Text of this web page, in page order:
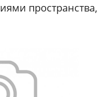
пространства,